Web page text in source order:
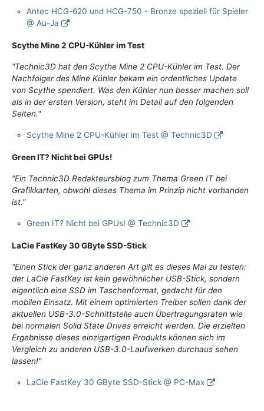
Antec HCG-620 und HCG-750 - Bronze speziell für Spieler
@ Au-Ja
Scythe Mine 2 CPU-Kühler im Test
"Technic3D hat den Scythe Mine 2 CPU-Kühler im Test. Der
Nachfolger des Mine Kühler bekam ein ordentliches Update
von Scythe spendiert. Was den Kühler nun besser machen soll
als in der ersten Version, steht im Detail auf den folgenden
Seiten."
Scythe Mine 2 CPU-Kühler im Test @ Technic3D
Green IT? Nicht bei GPUs!
"Ein Technic3D Redakteursblog zum Thema Green IT bei
Grafikkarten, obwohl dieses Thema im Prinzip nicht vorhanden
ist."
Green IT? Nicht bei GPUs! @ Technic3D
LaCie FastKey 30 GByte SSD-Stick
"Einen Stick der ganz anderen Art gilt es dieses Mal zu testen:
der LaCie FastKey ist kein gewöhnlicher USB-Stick, sondern
eigentlich eine SSD im Taschenformat, gedacht für den
mobilen Einsatz. Mit einem optimierten Treiber sollen dank der
aktuellen USB-3.0-Schnittstelle auch Übertragungsraten wie
bei normalen Solid State Drives erreicht werden. Die erzielten
Ergebnisse dieses einzigartigen Produkts können sich im
Vergleich zu anderen USB-3.0-Laufwerken durchaus sehen
lassen!"
LaCie FastKey 30 GByte SSD-Stick @ PC-Max